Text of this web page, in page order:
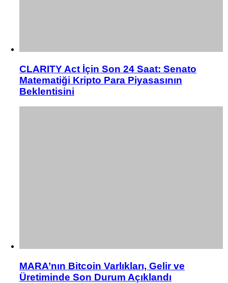
CLARITY Act İçin Son 24 Saat: Senato
Matematiği Kripto Para Piyasasının
Beklentisini
MARA’nın Bitcoin Varlıkları, Gelir ve
Üretiminde Son Durum Açıklandı